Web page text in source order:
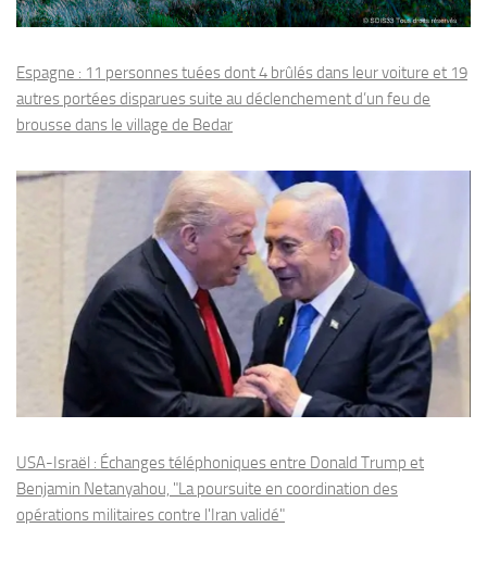
Espagne : 11 personnes tuées dont 4 brûlés dans leur voiture et 19
autres portées disparues suite au déclenchement d’un feu de
brousse dans le village de Bedar
USA-Israël : Échanges téléphoniques entre Donald Trump et
Benjamin Netanyahou, "La poursuite en coordination des
opérations militaires contre l'Iran validé"